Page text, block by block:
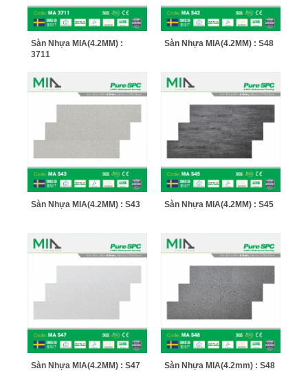
Sàn Nhựa MIA(4.2MM) :
3711
Sàn Nhựa MIA(4.2MM) : S48
Sàn Nhựa MIA(4.2MM) : S43 Sàn Nhựa MIA(4.2MM) : S45
Sàn Nhựa MIA(4.2MM) : S47 Sàn Nhựa MIA(4.2mm) : S48